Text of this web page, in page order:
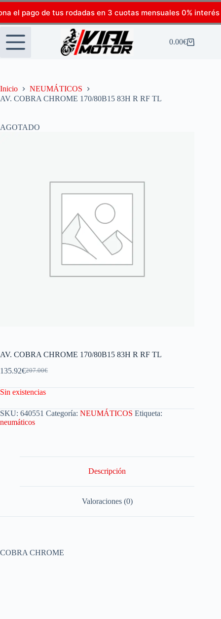
el pago de tus rodadas en 3 cuotas mensuales 0% interés
0.00€
Inicio
NEUMÁTICOS
AV. COBRA CHROME 170/80B15 83H R RF TL
AGOTADO
AV. COBRA CHROME 170/80B15 83H R RF TL
207.00€
135.92€
Sin existencias
SKU: 640551 Categoría: NEUMÁTICOS Etiqueta:
neumáticos
Descripción
Valoraciones (0)
COBRA CHROME